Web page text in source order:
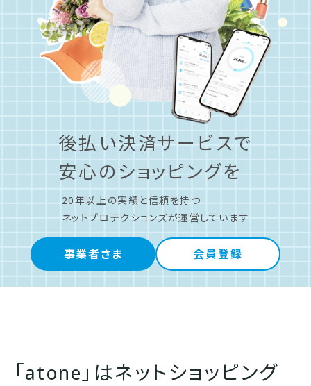
後払い決済サービスで
安心のショッピングを
20年以上の実績と信頼を持つ
ネットプロテクションズが運営しています
事業者さま 会員登録
「atone」はネットショッピング